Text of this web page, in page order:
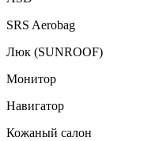
SRS Aerobag
Люк (SUNROOF)
Монитор
Навигатор
Кожаный салон